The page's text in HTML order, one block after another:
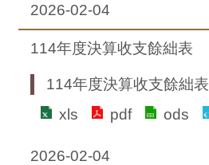
2026-02-04
114年度決算收支餘絀表
114年度決算收支餘絀表
xls
pdf ods
2026-02-04